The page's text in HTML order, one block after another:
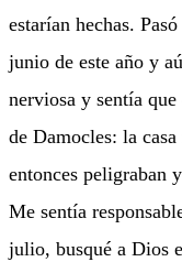
estarían hechas.
junio de este año y
nerviosa y sentía
de Damocles: la
entonces peligraban
Me sentía
julio, busqué a Dios